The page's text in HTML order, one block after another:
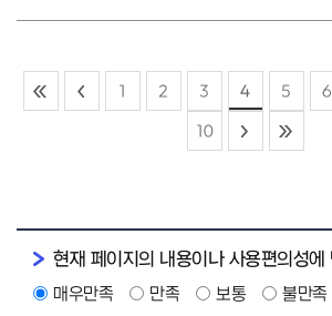
1 2 3 4 5 6
10
현재 페이지의 내용이나 사용편의성에
매우만족 만족 보통 불만족